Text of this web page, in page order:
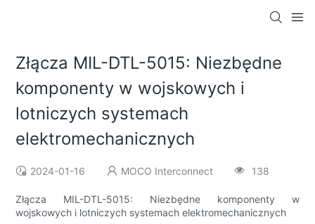
Złącza MIL-DTL-5015: Niezbędne
komponenty w wojskowych i
lotniczych systemach
elektromechanicznych
2024-01-16 MOCO Interconnect 138
Złącza MIL-DTL-5015: Niezbędne komponenty w
wojskowych i lotniczych systemach elektromechanicznych